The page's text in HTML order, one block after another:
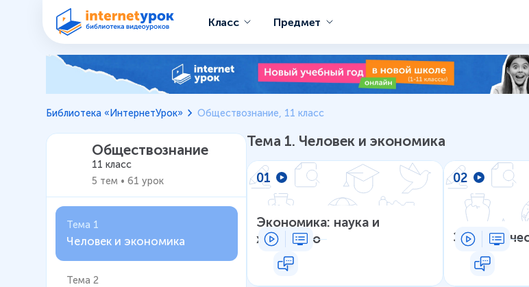
Класс Предмет
Обществознание 11 класс – Уроки школьной
Библиотека «ИнтернетУрок» Обществознание, 11 класс
Обществознание
11 класс
5 тем • 61 урок
Тема 1
Человек и экономика
Тема 2
Тема 1. Человек и экономика
01
Экономика: наука и
хозяйство
02